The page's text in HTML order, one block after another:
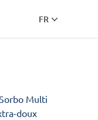
FR
Multi Shine
Multi
doux